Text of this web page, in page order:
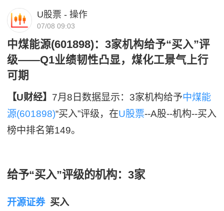
U股票 - 操作
07/08 09:03
中煤能源(601898)：3家机构给予“买入”评
级——Q1业绩韧性凸显，煤化工景气上行
可期
【U财经】 7月8日数据显示：3家机构给予中煤能
源(601898)“买入”评级，在U股票--A股--机构--买入
榜中排名第149。
给予“买入”评级的机构：3家
开源证券买入